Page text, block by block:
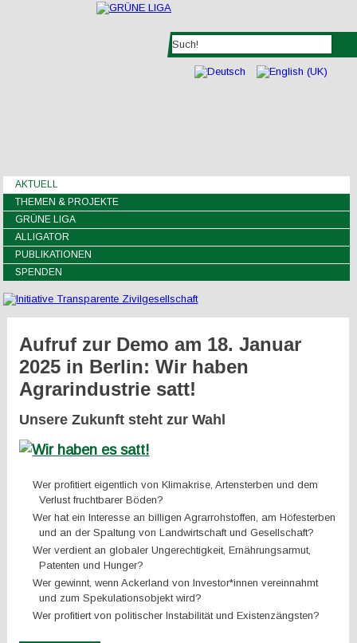
AKTUELL
THEMEN & PROJEKTE
GRÜNE LIGA
ALLIGATOR
PUBLIKATIONEN
SPENDEN
Aufruf zur Demo am 18. Januar
2025 in Berlin: Wir haben
Agrarindustrie satt!
Unsere Zukunft steht zur Wahl
Wer profitiert eigentlich von Klimakrise, Artensterben und dem
Verlust fruchtbarer Böden?
Wer hat ein Interesse an billigen Agrarrohstoffen, am Höfesterben
und an der Spaltung von Landwirtschaft und Gesellschaft?
Wer verdient an globaler Ungerechtigkeit, Ernährungsarmut,
Patenten und Hunger?
Wer gewinnt, wenn Ackerland von Investor*innen vereinnahmt
und zum Spekulationsobjekt wird?
Wer profitiert von politischer Instabilität und Existenzängsten?